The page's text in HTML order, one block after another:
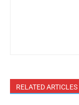
RELATED ARTICLES